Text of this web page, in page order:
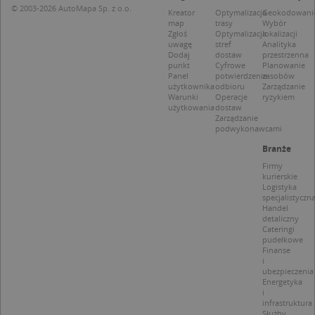
© 2003-2026 AutoMapa Sp. z o.o.
Kreator
map
Zgłoś
uwagę
Dodaj
punkt
Panel
użytkownika
Warunki
użytkowania
Optymalizacja
trasy
Optymalizacja
stref
dostaw
Cyfrowe
potwierdzenie
odbioru
Operacje
dostaw
Zarządzanie
podwykonawcami
Wybór
lokalizacji
Analityka
przestrzenna
Planowanie
zasobów
Zarządzanie
ryzykiem
Branże
Firmy
kurierskie
Logistyka
specjalistyczna
Handel
detaliczny
Cateringi
pudełkowe
Finanse
i
ubezpieczenia
Energetyka
i
infrastruktura
Niezbędne Wydajność
Targetowanie
Niesklasyfikowane
Niezbędne pliki cookie umożliwiają korzystanie z
podstawowych funkcji strony internetowej, takich
jak logowanie użytkownika i zarządzanie kontem.
Bez niezbędnych plików cookie nie można
prawidłowo korzystać ze strony internetowej.
Okres
przechowywania
Sesja
1 rok 1 miesiąc